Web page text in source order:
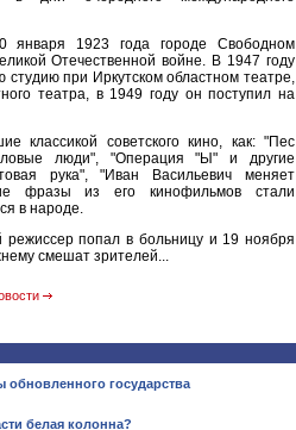
января 1923 года городе Свободном
Отечественной войне. В 1947 году
при Иркутском областном театре,
театра, в 1949 году он поступил на
классикой советского кино, как: "Пес
люди", "Операция "Ы" и другие
рука", "Иван Васильевич меняет
фразы из его кинофильмов стали
в народе.
попал в больницу и 19 ноября
смешат зрителей...
государства
белая колонна?